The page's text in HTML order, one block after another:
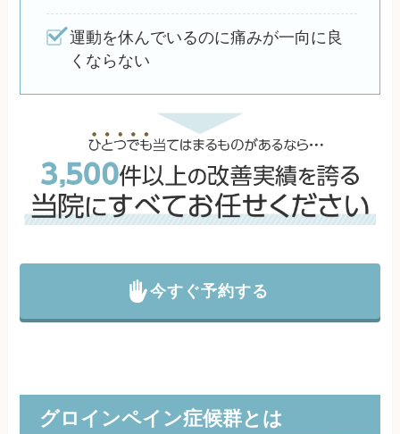
運動を休んでいるのに痛みが一向に良
くならない
今すぐ予約する
グロインペイン症候群とは